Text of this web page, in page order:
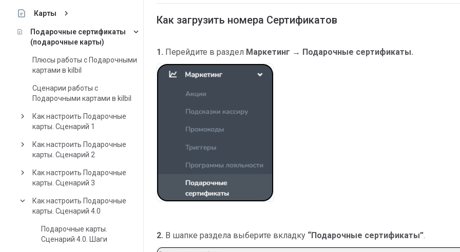
Карты keyboard_arrow_right
Подарочные сертификаты
(подарочные карты)
keyboard_arrow_down
Плюсы работы с Подарочными
картами в kilbil
Сценарии работы с
Подарочными картами в kilbil
keyboard_arrow_right
Как настроить Подарочные
карты. Сценарий 1
keyboard_arrow_right
Как настроить Подарочные
карты. Сценарий 2
keyboard_arrow_right
Как настроить Подарочные
карты. Сценарий 3
keyboard_arrow_down
Как настроить Подарочные
карты. Сценарий 4.0
Подарочные карты.
Сценарий 4.0. Шаги
Как загрузить номера Сертификатов
1. Перейдите в раздел Маркетинг → Подарочные сертификаты.
2. В шапке раздела выберите вкладку “Подарочные сертификаты”.